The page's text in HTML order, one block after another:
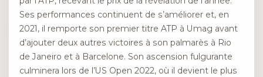
Ses performances continuent de s’améliorer et, en
2021, il remporte son premier titre ATP à Umag avant
d’ajouter deux autres victoires à son palmarès à Rio
de Janeiro et à Barcelone. Son ascension fulgurante
culminera lors de l’US Open 2022, où il devient le plus